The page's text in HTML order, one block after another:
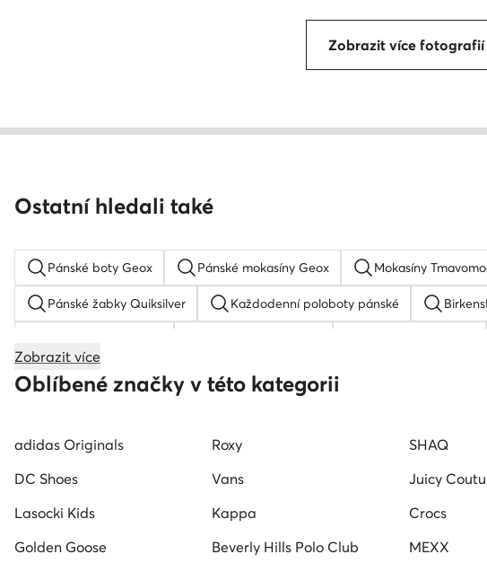
Zobrazit více fotografií
Ostatní hledali také
Pánské boty Geox Pánské mokasíny Geox Mokasíny
Pánské žabky Quiksilver Každodenní poloboty pánské
Lakýrky pánské Rieker sandály pánské
Zobrazit více
Oblíbené značky v této kategorii
adidas Originals Roxy SHAQ
DC Shoes
Vans Juicy
Lasocki Kids
Kappa Crocs
Golden Goose
Beverly Hills Polo Club MEXX